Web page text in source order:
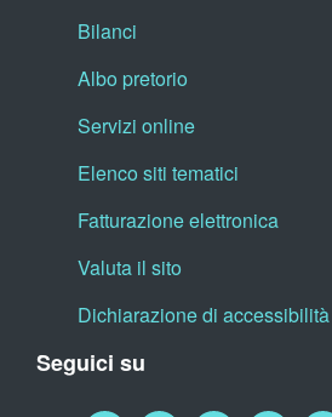
Bilanci
Albo pretorio
Servizi online
Elenco siti tematici
Fatturazione elettronica
Valuta il sito
Dichiarazione di accessibilità
Seguici su